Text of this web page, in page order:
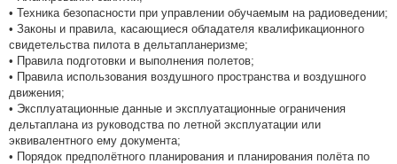
• Техника безопасности при управлении обучаемым на радиоведении;
• Законы и правила, касающиеся обладателя квалификационного
свидетельства пилота в дельтапланеризме;
• Правила подготовки и выполнения полетов;
• Правила использования воздушного пространства и воздушного
движения;
• Эксплуатационные данные и эксплуатационные ограничения
дельтаплана из руководства по летной эксплуатации или
эквивалентного ему документа;
• Порядок предполётного планирования и планирования полёта по